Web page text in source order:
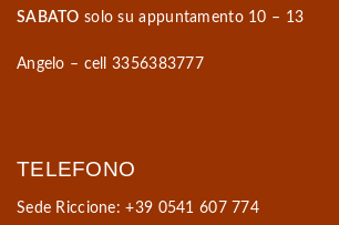
SABATO solo su appuntamento 10 – 13
Angelo – cell 3356383777
TELEFONO
Sede Riccione: +39 0541 607 774